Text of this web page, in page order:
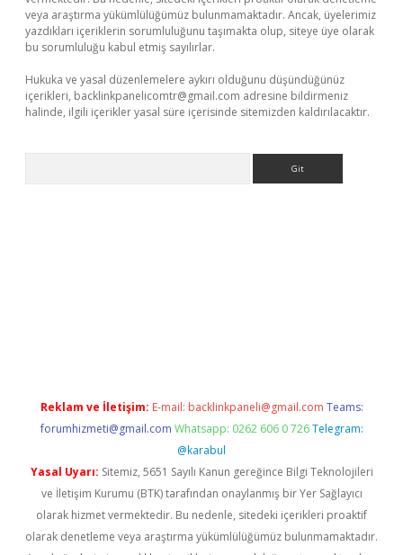
veya araştırma yükümlülüğümüz bulunmamaktadır. Ancak, üyelerimiz
yazdıkları içeriklerin sorumluluğunu taşımakta olup, siteye üye olarak
bu sorumluluğu kabul etmiş sayılırlar.
Hukuka ve yasal düzenlemelere aykırı olduğunu düşündüğünüz
içerikleri, backlinkpanelicomtr@gmail.com adresine bildirmeniz
halinde, ilgili içerikler yasal süre içerisinde sitemizden kaldırılacaktır.
Reklam ve İletişim: E-mail: backlinkpaneli@gmail.com Teams:
forumhizmeti@gmail.com Whatsapp: 0262 606 0 726 Telegram:
@karabul
Yasal Uyarı: Sitemiz, 5651 Sayılı Kanun gereğince Bilgi Teknolojileri
ve İletişim Kurumu (BTK) tarafından onaylanmış bir Yer Sağlayıcı
olarak hizmet vermektedir. Bu nedenle, sitedeki içerikleri proaktif
olarak denetleme veya araştırma yükümlülüğümüz bulunmamaktadır.